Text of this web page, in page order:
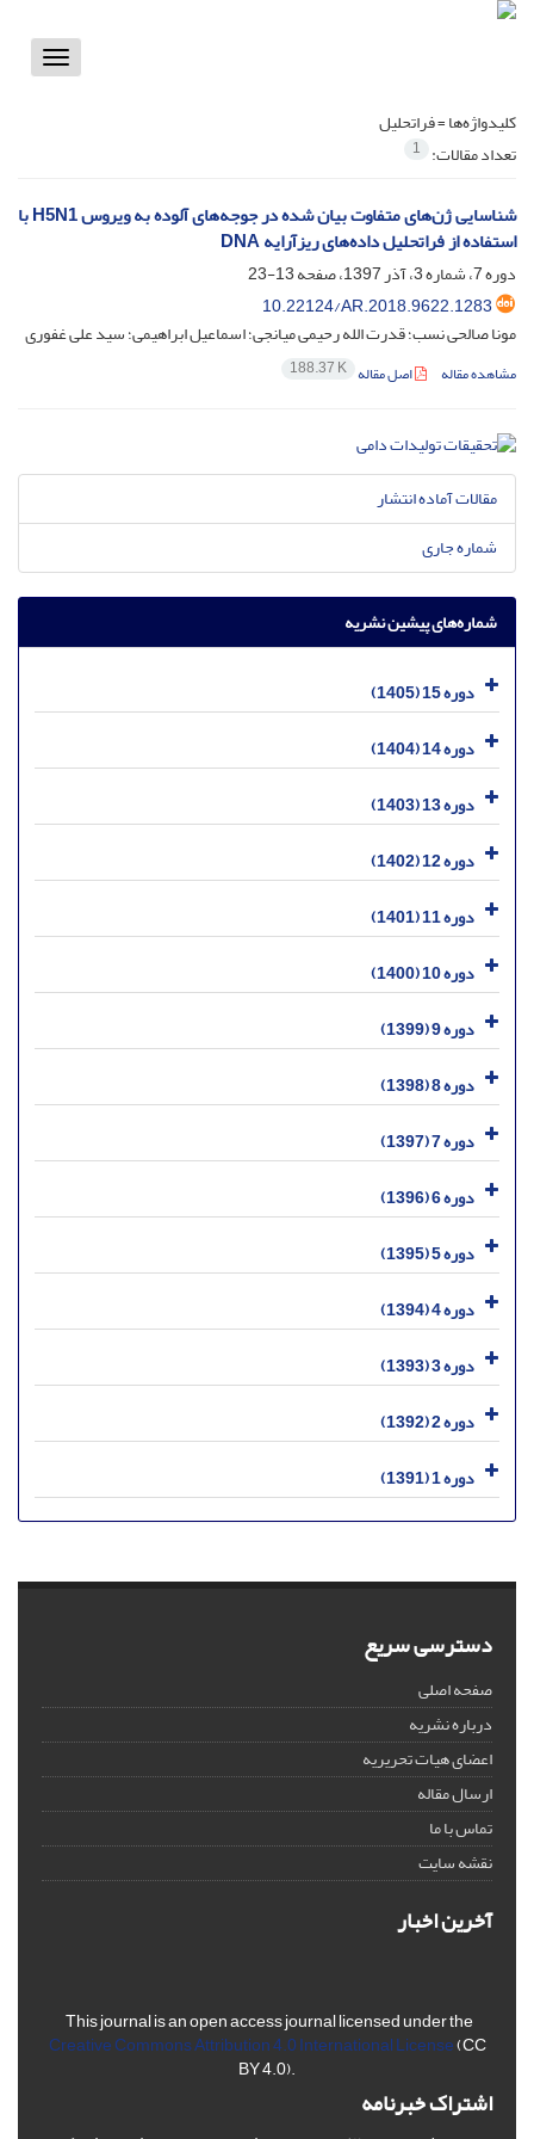
Toggle
کلیدواژه‌ها =فراتحلیل
تعداد مقالات: 1
شناسایی ژن‌های متفاوت بیان شده در جوجه‌های آلوده به ویروس H5N1 با
استفاده از فرا‌تحلیل داده‌های ریزآرایه DNA
دوره 7، شماره 3، آذر 1397، صفحه
13-23
10.22124/AR.2018.9622.1283
مونا صالحی نسب؛ قدرت الله رحیمی میانجی؛ اسماعیل ابراهیمی؛ سید علی غفوری
مشاهده مقاله اصل مقاله 188.37 K
مقالات آماده انتشار
شماره جاری
شماره‌های پیشین نشریه
دوره 15 (1405)
دوره 14 (1404)
دوره 13 (1403)
دوره 12 (1402)
دوره 11 (1401)
دوره 10 (1400)
دوره 9 (1399)
دوره 8 (1398)
دوره 7 (1397)
دوره 6 (1396)
دوره 5 (1395)
دوره 4 (1394)
دوره 3 (1393)
دوره 2 (1392)
دوره 1 (1391)
دسترسی سریع
صفحه اصلی
درباره نشریه
اعضای هیات تحریریه
ارسال مقاله
تماس با ما
نقشه سایت
آخرین اخبار
This journal is an open access journal licensed under the
Creative Commons Attribution 4.0 International License(CC
BY 4.0).
اشتراک خبرنامه